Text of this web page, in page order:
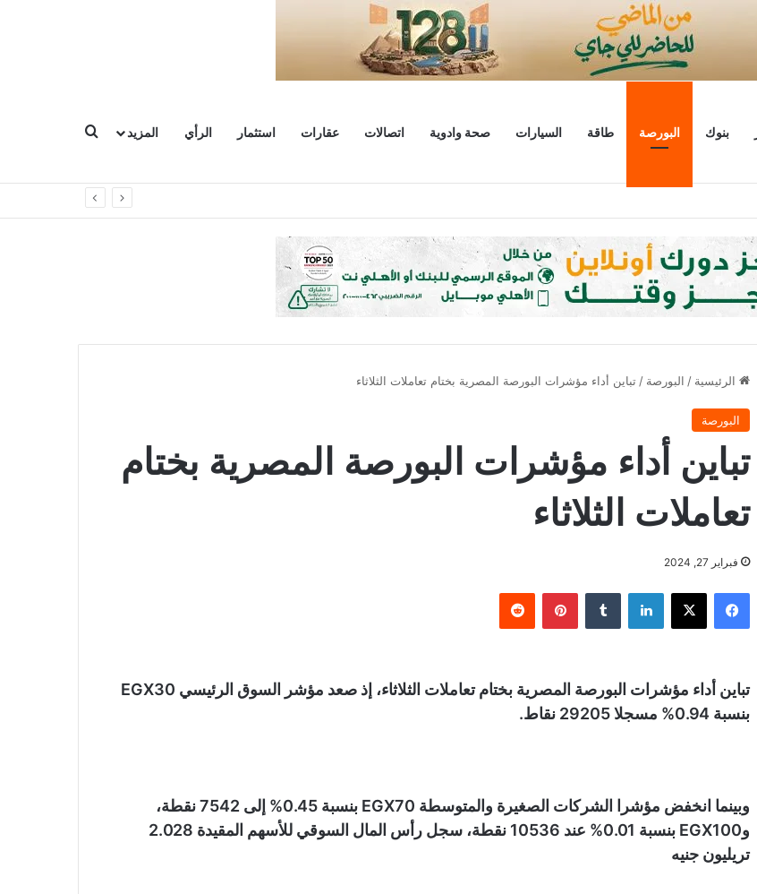
بنوك البورصة طاقة السيارات صحة وادوية اتصالات عقارات استثمار الرأي المزيد
الرئيسية / البورصة / تباين أداء مؤشرات البورصة المصرية بختام تعاملات الثلاثاء
البورصة
تباين أداء مؤشرات البورصة المصرية بختام
تعاملات الثلاثاء
فبراير 27, 2024
فيسبوك لينكدإن بينتيريست
تباين أداء مؤشرات البورصة المصرية بختام تعاملات الثلاثاء، إذ صعد مؤشر السوق الرئيسي EGX30
بنسبة 0.94% مسجلا 29205 نقاط.
وبينما انخفض مؤشرا الشركات الصغيرة والمتوسطة EGX70 بنسبة 0.45% إلى 7542 نقطة،
وEGX100 بنسبة 0.01% عند 10536 نقطة، سجل رأس المال السوقي للأسهم المقيدة 2.028
تريليون جنيه